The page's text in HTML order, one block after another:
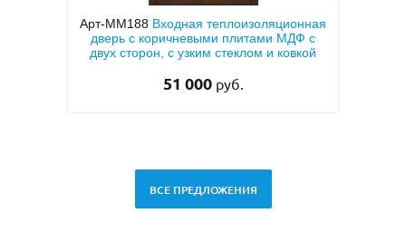
Арт-ММ188 Входная теплоизоляционная
дверь с коричневыми плитами МДФ с
двух сторон, с узким стеклом и ковкой
51 000 руб.
ВСЕ ПРЕДЛОЖЕНИЯ